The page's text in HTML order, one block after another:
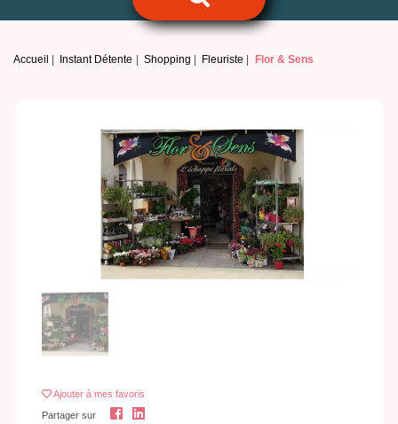
Accueil Instant Détente Shopping Fleuriste Flor & Sens
Previous
Ajouter à mes favoris
Partager sur